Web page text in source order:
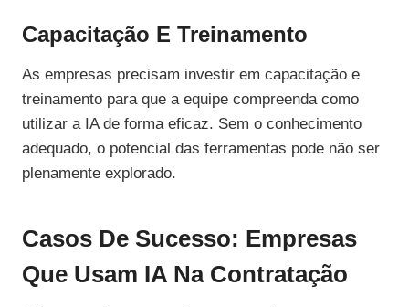
Capacitação E Treinamento
As empresas precisam investir em capacitação e
treinamento para que a equipe compreenda como
utilizar a IA de forma eficaz. Sem o conhecimento
adequado, o potencial das ferramentas pode não ser
plenamente explorado.
Casos De Sucesso: Empresas
Que Usam IA Na Contratação